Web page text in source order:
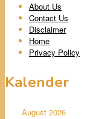
About Us
Contact Us
Disclaimer
Home
Privacy Policy
Kalender
August 2026